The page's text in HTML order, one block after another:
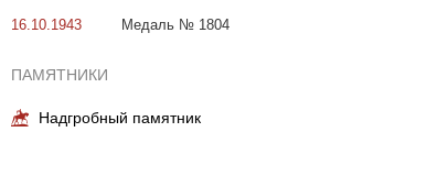
16.10.1943 Медаль № 1804
ПАМЯТНИКИ
Надгробный памятник